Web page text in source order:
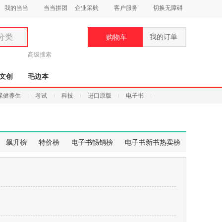
我的当当 当当拼团 企业采购 客户服务 切换无障碍
类
高级搜索
购物车 我的订单
创 毛边本
健养生 考试 科技 进口原版 电子书
飙升榜 特价榜 电子书畅销榜 电子书新书热卖榜